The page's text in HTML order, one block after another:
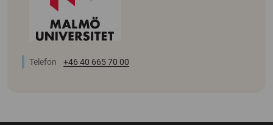
Telefon +46 40 665 70 00